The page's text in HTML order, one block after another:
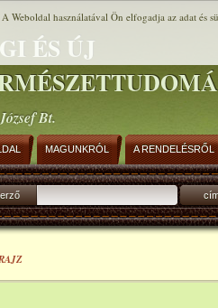
ÉS ÚJ
Bt.
MAGUNKRÓL A RENDELÉSRŐL
használatával Ön elfogadja az adat és